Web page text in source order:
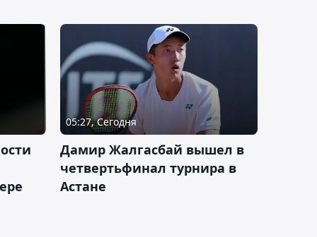
05:27, Сегодня
Дамир Жалгасбай вышел в
четвертьфинал турнира в
Астане